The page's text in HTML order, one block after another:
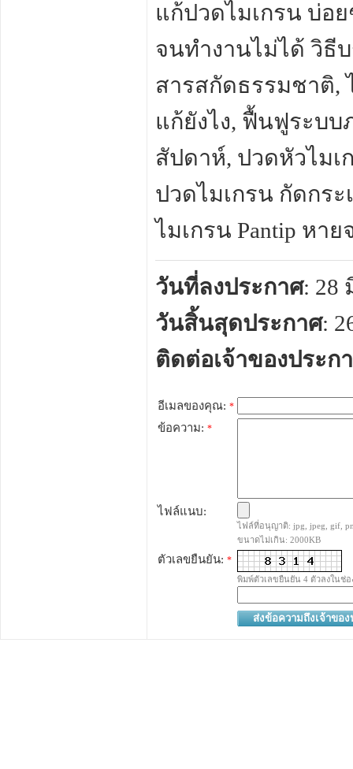
แก้ปวดไมเกรน บ่อ
จนทำงานไม่ได้ วิธี
สารสกัดธรรมชาติ,
แก้ยังไง, ฟื้นฟูระบบ
สัปดาห์, ปวดหัวไมเ
ปวดไมเกรน กัดกระ
ไมเกรน Pantip หาย
วันที่ลงประกาศ: 28
วันสิ้นสุดประกาศ:
ติดต่อเจ้าของประก
อีเมลของคุณ: *
ข้อความ: *
ไฟล์แนบ:
ไฟล์ที่อนุญาติ: jpg, jpeg, gif,
ขนาดไม่เกิน: 2000KB
ตัวเลขยืนยัน: *
พิมพ์ตัวเลขยืนยัน 4 ตัวลงในช่อ
ส่งข้อความถึงเจ้าของ